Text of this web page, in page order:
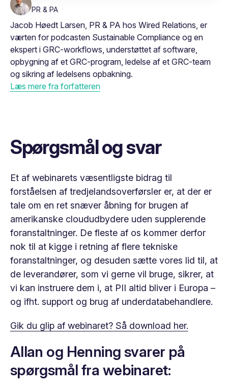
PR & PA
Jacob Høedt Larsen, PR & PA hos Wired Relations, er
værten for podcasten Sustainable Compliance og en
ekspert i GRC-workflows, understøttet af software,
opbygning af et GRC-program, ledelse af et GRC-team
og sikring af ledelsens opbakning.
Læs mere fra forfatteren
Spørgsmål og svar
Et af webinarets væsentligste bidrag til
forståelsen af tredjelandsoverførsler er, at der er
tale om en ret snæver åbning for brugen af
amerikanske cloududbydere uden supplerende
foranstaltninger. De fleste af os kommer derfor
nok til at kigge i retning af flere tekniske
foranstaltninger, og desuden sætte vores lid til, at
de leverandører, som vi gerne vil bruge, sikrer, at
vi kan instruere dem i, at PII altid bliver i Europa –
og ifht. support og brug af underdatabehandlere.
Gik du glip af webinaret? Så download her.
Allan og Henning svarer på
spørgsmål fra webinaret: